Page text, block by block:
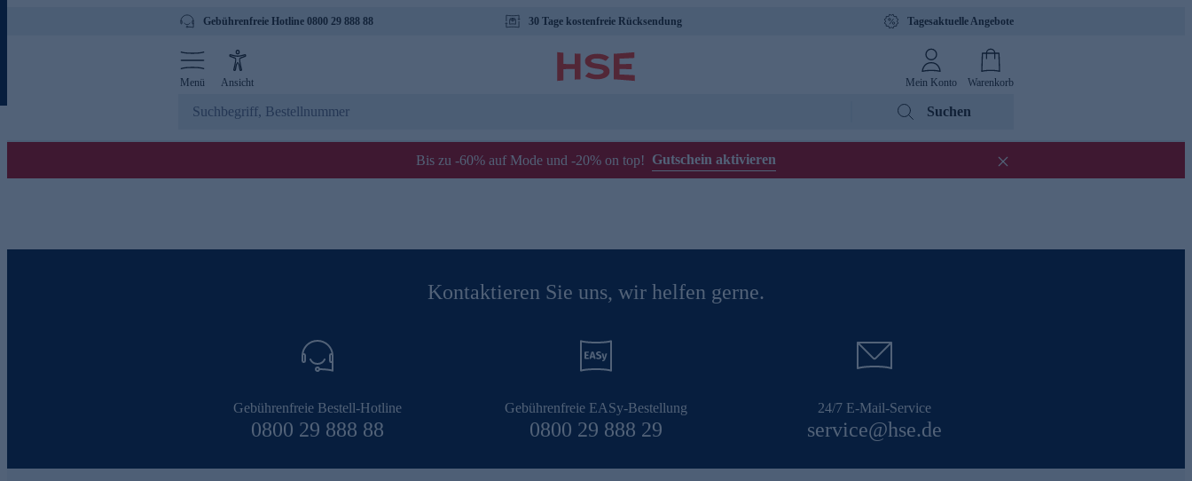
Gebührenfreie Hotline 0800 29 888 88 30 Tage kostenfreie Rücksendung Tagesaktuelle Angebote
Menü Ansicht Mein Konto Warenkorb
Suchen
Bis zu -60% auf Mode und -20% on top! Gutschein aktivieren
Kontaktieren Sie uns, wir helfen gerne.
Gebührenfreie Bestell-Hotline
0800 29 888 88
Gebührenfreie EASy-Bestellung
0800 29 888 29
24/7 E-Mail-Service
service@hse.de